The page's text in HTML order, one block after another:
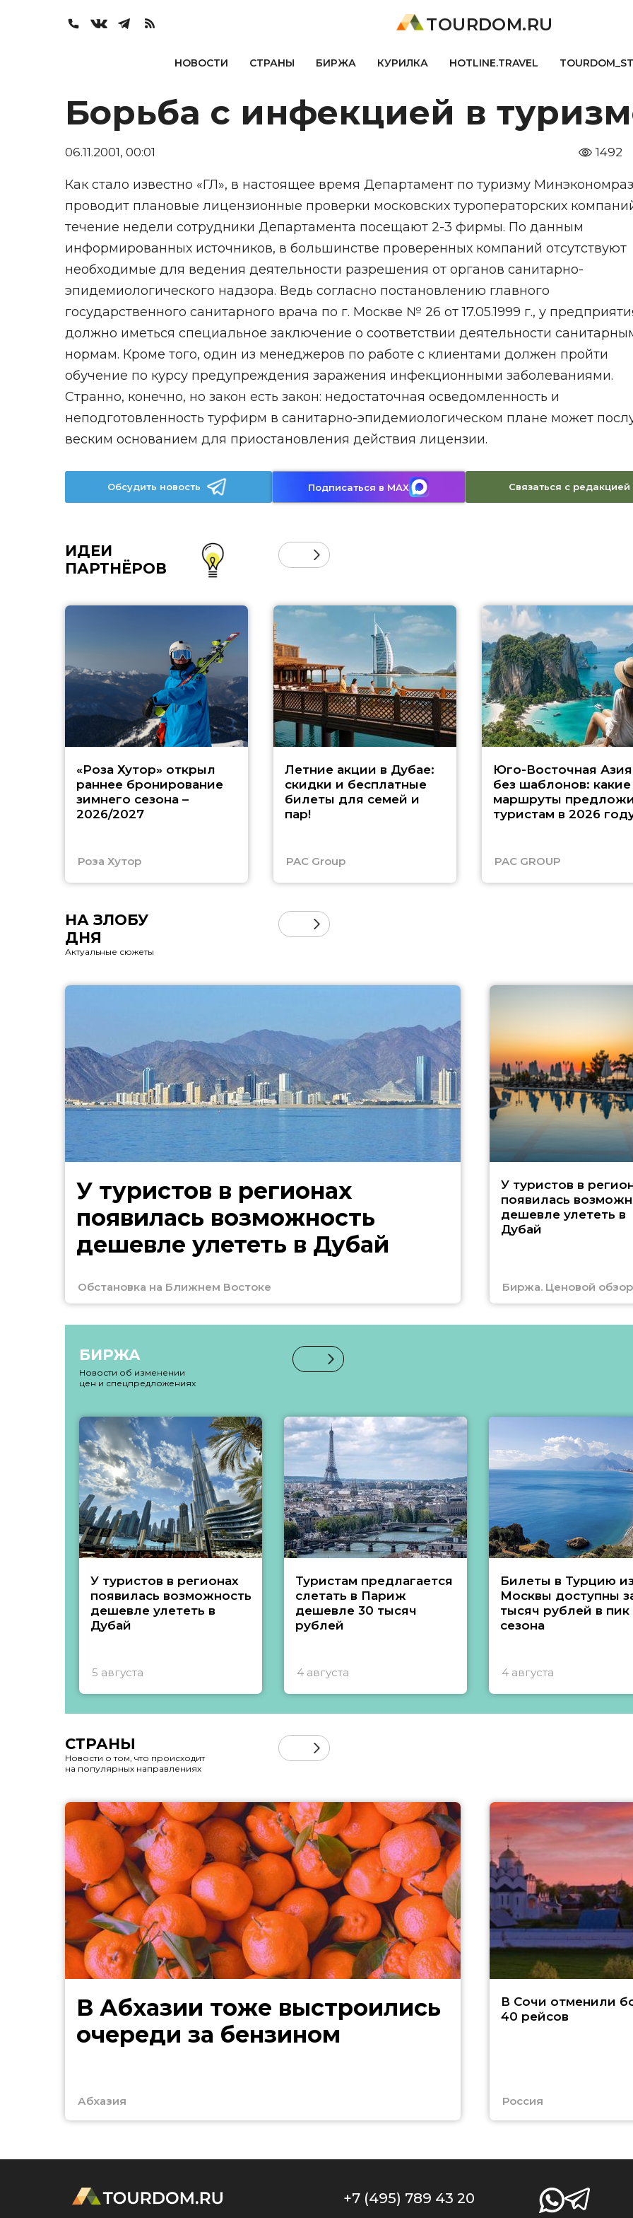
TOURDOM.RU
НОВОСТИ СТРАНЫ БИРЖА КУРИЛКА HOTLINE.TRAVEL
Борьба с инфекцией в
06.11.2001, 00:01 1492
Как стало известно «ГЛ», в настоящее время Департамент по туризму
проводит плановые лицензионные проверки московских туроператорских
течение недели сотрудники Департамента посещают 2-3 фирмы. По данным
информированных источников, в большинстве проверенных компаний отсутствуют
необходимые для ведения деятельности разрешения от органов санитарно-
эпидемиологического надзора. Ведь согласно постановлению главного
государственного санитарного врача по г. Москве № 26 от 17.05.1999 г., у
должно иметься специальное заключение о соответствии деятельности
нормам. Кроме того, один из менеджеров по работе с клиентами должен пройти
обучение по курсу предупреждения заражения инфекционными заболеваниями.
Странно, конечно, но закон есть закон: недостаточная осведомленность и
неподготовленность турфирм в санитарно-эпидемиологическом плане может
веским основанием для приостановления действия лицензии.
Обсудить новость Подписаться в MAX Связаться с редакцией
ИДЕИ
ПАРТНЁРОВ
«Роза Хутор» открыл
раннее бронирование
зимнего сезона –
2026/2027
Роза Хутор
Летние акции в Дубае:
скидки и бесплатные
билеты для семей и
пар!
PAC Group
Юго-Восточная Азия
без шаблонов: какие
маршруты
туристам в 2026
PAC GROUP
НА ЗЛОБУ
ДНЯ
Актуальные сюжеты
У туристов в регионах
появилась возможность
дешевле улететь в Дубай
Обстановка на Ближнем Востоке
У туристов в
появилась
дешевле улететь в
Дубай
Биржа. Ценовой обзор
БИРЖА
Новости об изменении
цен и спецпредложениях
У туристов в регионах
появилась возможность
дешевле улететь в
Дубай
5 августа
Туристам предлагается
слетать в Париж
дешевле 30 тысяч
рублей
4 августа
Билеты в Турцию из
Москвы доступны
тысяч рублей в пик
сезона
4 августа
СТРАНЫ
Новости о том, что происходит
на популярных направлениях
В Абхазии тоже выстроились
очереди за бензином
Абхазия
В Сочи отменили
40 рейсов
Россия
+7 (495) 789 43 20